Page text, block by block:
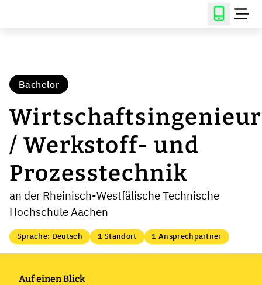
Bachelor
/ Werkstoff- und
Prozesstechnik
an der Rheinisch-Westfälische Technische
Hochschule Aachen
Sprache: Deutsch 1 Standort 1 Ansprechpartner
Auf einen Blick